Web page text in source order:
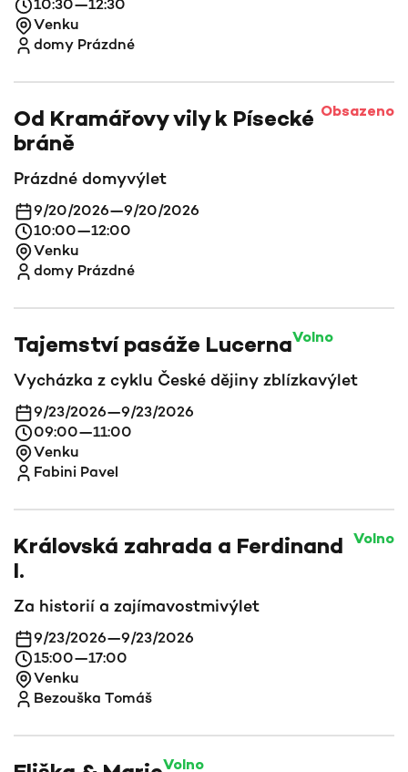
10:30—12:30
Venku
domy Prázdné
Od Kramářovy vily k Písecké
bráně
Obsazeno
Prázdné domyvýlet
9/20/2026—9/20/2026
10:00—12:00
Venku
domy Prázdné
Tajemství pasáže LucernaVolno
Vycházka z cyklu České dějiny zblízkavýlet
9/23/2026—9/23/2026
09:00—11:00
Venku
Fabini Pavel
Královská zahrada a Ferdinand
I.
Volno
Za historií a zajímavostmivýlet
9/23/2026—9/23/2026
15:00—17:00
Venku
Bezouška Tomáš
Volno